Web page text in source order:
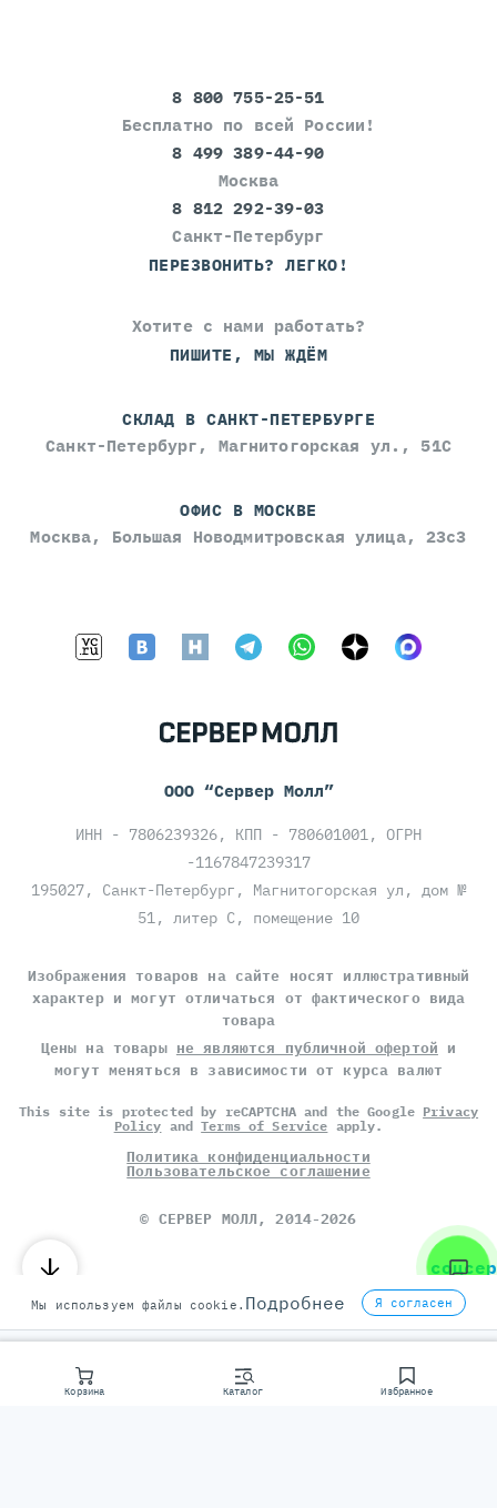
Корзина Каталог Избранное
8 800 755-25-51
Бесплатно по всей России!
8 499 389-44-90
Москва
8 812 292-39-03
Санкт-Петербург
ПЕРЕЗВОНИТЬ? ЛЕГКО!
Хотите с нами работать?
ПИШИТЕ, МЫ ЖДЁМ
СКЛАД В САНКТ-ПЕТЕРБУРГЕ
Санкт-Петербург, Магнитогорская ул., 51С
ОФИС В МОСКВЕ
Москва, Большая Новодмитровская улица, 23с3
ООО “Сервер Молл”
ИНН - 7806239326, КПП - 780601001, ОГРН
-1167847239317
195027, Санкт-Петербург, Магнитогорская ул, дом №
51, литер С, помещение 10
Изображения товаров на сайте носят иллюстративный
характер и могут отличаться от фактического вида
товара
Цены на товары не являются публичной офертой и
могут меняться в зависимости от курса валют
This site is protected by reCAPTCHA and the Google Privacy
Policy andTerms of Service apply.
Политика конфиденциальности
Пользовательское соглашение
© СЕРВЕР МОЛЛ, 2014-2026
Мы используем файлы cookie. Подробнее Я согласен